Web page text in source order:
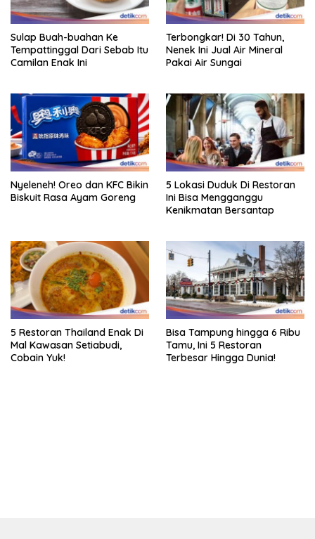
Sulap Buah-buahan Ke
Tempattinggal Dari Sebab Itu
Camilan Enak Ini
Terbongkar! Di 30 Tahun,
Nenek Ini Jual Air Mineral
Pakai Air Sungai
Nyeleneh! Oreo dan KFC Bikin
Biskuit Rasa Ayam Goreng
5 Lokasi Duduk Di Restoran
Ini Bisa Mengganggu
Kenikmatan Bersantap
5 Restoran Thailand Enak Di
Mal Kawasan Setiabudi,
Cobain Yuk!
Bisa Tampung hingga 6 Ribu
Tamu, Ini 5 Restoran
Terbesar Hingga Dunia!